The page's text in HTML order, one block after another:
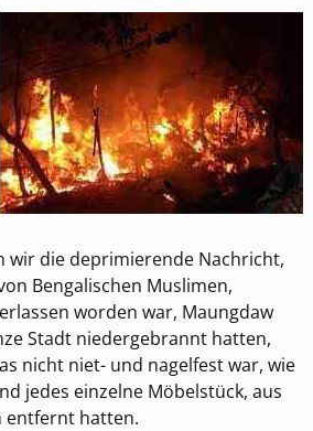
wir die deprimierende Nachricht,
Bengalischen Muslimen,
worden war, Maungdaw
Stadt niedergebrannt hatten,
nicht niet- und nagelfest war, wie
jedes einzelne Möbelstück, aus
entfernt hatten.